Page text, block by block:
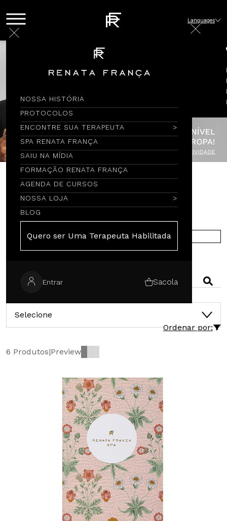
NOSSA HISTÓRIA
PROTOCOLOS
ENCONTRE SUA TERAPEUTA
SPA RENATA FRANÇA
SAIU NA MÍDIA
FORMAÇÃO RENATA FRANÇA
AGENDA DE CURSOS
NOSSA LOJA
BLOG
Quero ser Uma Terapeuta Habilitada
Entrar Sacola
Languages
Encontre por Nome
COMPRE NA EUROPA
Selecione
Ordenar por:
6 Produtos|Preview